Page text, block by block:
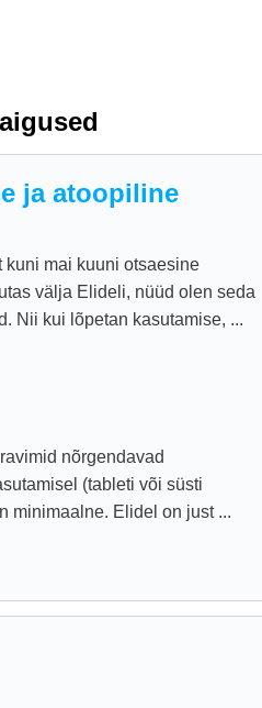
ja atoopiline
kuni mai kuuni otsaesine
välja Elideli, nüüd olen seda
Nii kui lõpetan kasutamise, ...
nõrgendavad
(tableti või süsti
minimaalne. Elidel on just ...